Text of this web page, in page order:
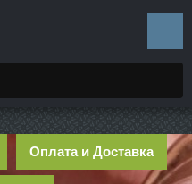
Оплата и Доставка